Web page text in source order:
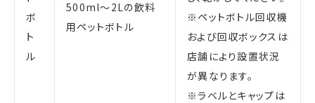
ボ
ト
ル
500ml～2Lの飲料
用ペットボトル
※ペットボトル回収機
および回収ボックスは
店舗により設置状況
が異なります。
※ラベルとキャップは